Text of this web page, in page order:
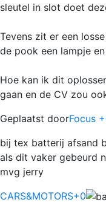
sleutel in slot doet
Tevens zit er een
de pook een lampje
Hoe kan ik dit
gaan en de CV zou
Geplaatst doorFocus
bij tex batterij afsand
als dit vaker gebeurd
mvg jerry
CARS&MOTORS+0